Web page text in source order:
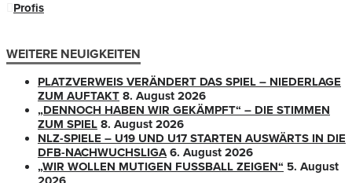
Profis
WEITERE NEUIGKEITEN
PLATZVERWEIS VERÄNDERT DAS SPIEL – NIEDERLAGE
ZUM AUFTAKT 8. August 2026
„DENNOCH HABEN WIR GEKÄMPFT“ – DIE STIMMEN
ZUM SPIEL 8. August 2026
NLZ-SPIELE – U19 UND U17 STARTEN AUSWÄRTS IN DIE
DFB-NACHWUCHSLIGA 6. August 2026
„WIR WOLLEN MUTIGEN FUSSBALL ZEIGEN“
5. August